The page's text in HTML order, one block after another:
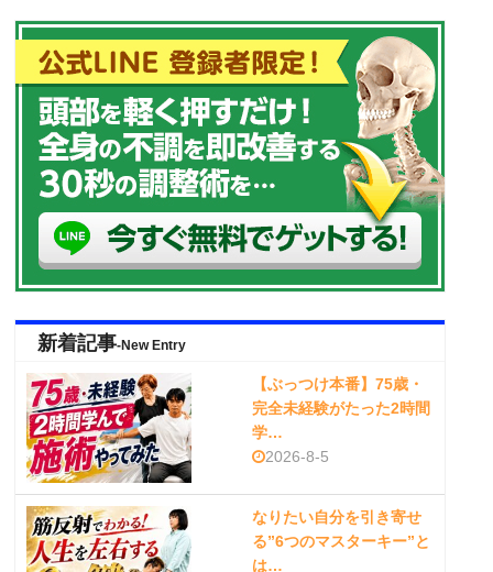
新着記事-New Entry
【ぶっつけ本番】75歳・
完全未経験がたった2時間
学…
2026-8-5
なりたい自分を引き寄せ
る”6つのマスターキー”と
は…